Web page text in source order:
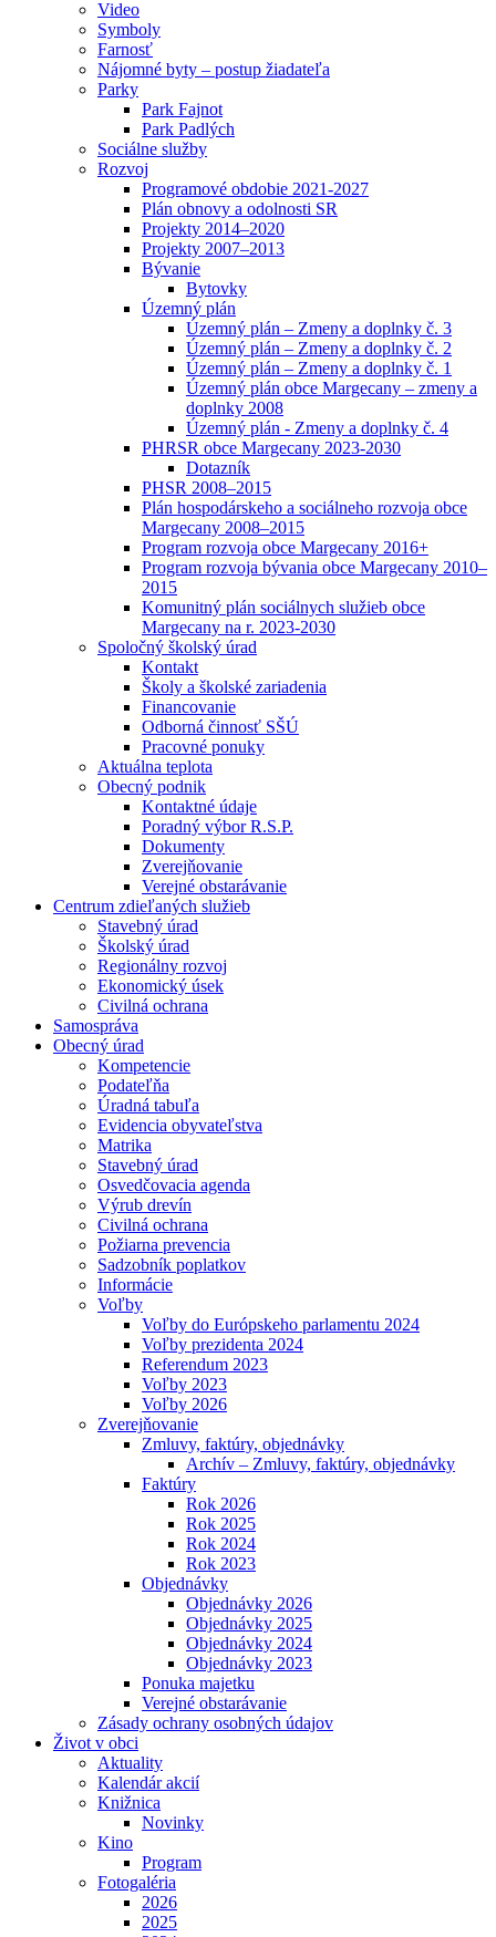
Video
Symboly
Farnosť
Nájomné byty – postup žiadateľa
Parky
Park Fajnot
Park Padlých
Sociálne služby
Rozvoj
Programové obdobie 2021-2027
Plán obnovy a odolnosti SR
Projekty 2014–2020
Projekty 2007–2013
Bývanie
Bytovky
Územný plán
Územný plán – Zmeny a doplnky č. 3
Územný plán – Zmeny a doplnky č. 2
Územný plán – Zmeny a doplnky č. 1
Územný plán obce Margecany – zmeny a
doplnky 2008
Územný plán - Zmeny a doplnky č. 4
PHRSR obce Margecany 2023-2030
Dotazník
PHSR 2008–2015
Plán hospodárskeho a sociálneho rozvoja obce
Margecany 2008–2015
Program rozvoja obce Margecany 2016+
Program rozvoja bývania obce Margecany 2010–
2015
Komunitný plán sociálnych služieb obce
Margecany na r. 2023-2030
Spoločný školský úrad
Kontakt
Školy a školské zariadenia
Financovanie
Odborná činnosť SŠÚ
Pracovné ponuky
Aktuálna teplota
Obecný podnik
Kontaktné údaje
Poradný výbor R.S.P.
Dokumenty
Zverejňovanie
Verejné obstarávanie
Centrum zdieľaných služieb
Stavebný úrad
Školský úrad
Regionálny rozvoj
Ekonomický úsek
Civilná ochrana
Samospráva
Obecný úrad
Kompetencie
Podateľňa
Úradná tabuľa
Evidencia obyvateľstva
Matrika
Stavebný úrad
Osvedčovacia agenda
Výrub drevín
Civilná ochrana
Požiarna prevencia
Sadzobník poplatkov
Informácie
Voľby
Voľby do Európskeho parlamentu 2024
Voľby prezidenta 2024
Referendum 2023
Voľby 2023
Voľby 2026
Zverejňovanie
Zmluvy, faktúry, objednávky
Archív – Zmluvy, faktúry, objednávky
Faktúry
Rok 2026
Rok 2025
Rok 2024
Rok 2023
Objednávky
Objednávky 2026
Objednávky 2025
Objednávky 2024
Objednávky 2023
Ponuka majetku
Verejné obstarávanie
Zásady ochrany osobných údajov
Život v obci
Aktuality
Kalendár akcií
Knižnica
Novinky
Kino
Program
Fotogaléria
2026
2025